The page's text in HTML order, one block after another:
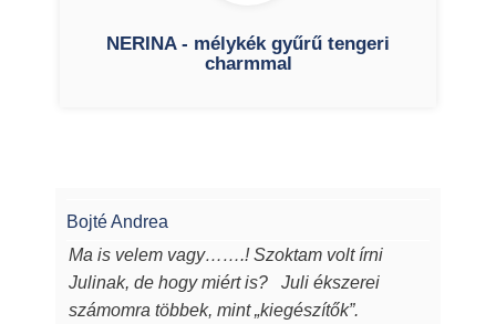
NERINA - mélykék gyűrű tengeri
charmmal
Bojté Andrea
Ma is velem vagy…….! Szoktam volt írni
Julinak, de hogy miért is? Juli ékszerei
számomra többek, mint „kiegészítők”.